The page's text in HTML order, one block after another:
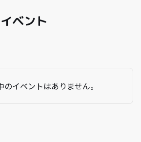
ベント
のイベントはありません。